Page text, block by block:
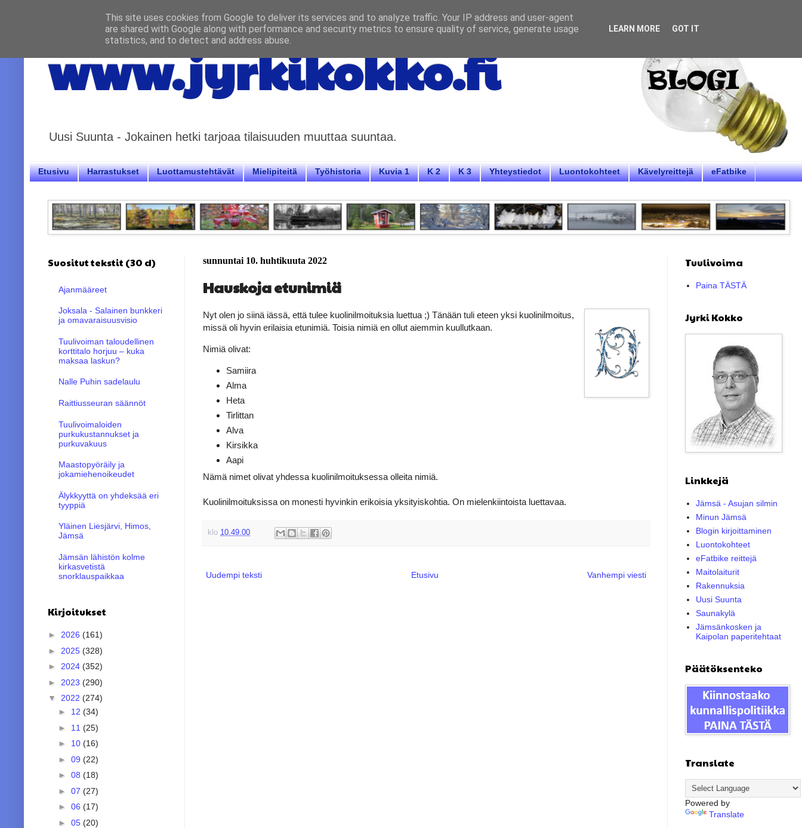
www.jyrkikokko.fi
Uusi Suunta - Jokainen hetki tarjoaa tilaisuuden muuttaa suuntaa.
Etusivu Harrastukset Luottamustehtävät Mielipiteitä Työhistoria Kuvia 1 K 2 K 3 Yhteystiedot Luontokohteet Kävelyreittejä eFatbike
sunnuntai 10. huhtikuuta 2022
Hauskoja etunimiä
Nyt olen jo siinä iässä, että tulee kuolinilmoituksia luettua ;) Tänään tuli eteen yksi kuolinilmoitus,
missä oli hyvin erilaisia etunimiä. Toisia nimiä en ollut aiemmin kuullutkaan.
Nimiä olivat:
Samiira
Alma
Heta
Tirlittan
Alva
Kirsikka
Aapi
Nämä nimet olivat yhdessa kuolinilmoituksessa olleita nimiä.
Kuolinilmoituksissa on monesti hyvinkin erikoisia yksityiskohtia. On mielenkiintoista luettavaa.
klo 10.49.00
Uudempi teksti Vanhempi viesti
Etusivu
Suositut tekstit (30 d)
Ajanmääreet
Joksala - Salainen bunkkeri
ja omavaraisuusvisio
Tuulivoiman taloudellinen
korttitalo horjuu – kuka
maksaa laskun?
Nalle Puhin sadelaulu
Raittiusseuran säännöt
Tuulivoimaloiden
purkukustannukset ja
purkuvakuus
Maastopyöräily ja
jokamiehenoikeudet
Älykkyyttä on yhdeksää eri
tyyppiä
Yläinen Liesjärvi, Himos,
Jämsä
Jämsän lähistön kolme
kirkasvetistä
snorklauspaikkaa
Kirjoitukset
► 2026 (161)
► 2025 (328)
► 2024 (352)
► 2023 (290)
▼ 2022 (274)
► 12 (34)
► 11 (25)
► 10 (16)
► 09 (22)
► 08 (18)
► 07 (27)
► 06 (17)
► 05 (20)
Tuulivoima
Paina TÄSTÄ
Jyrki Kokko
Linkkejä
Jämsä - Asujan silmin
Minun Jämsä
Blogin kirjoittaminen
Luontokohteet
eFatbike reittejä
Maitolaiturit
Rakennuksia
Uusi Suunta
Saunakylä
Jämsänkosken ja
Kaipolan paperitehtaat
Päätöksenteko
Translate
Powered by
Translate
This site uses cookies from Google to deliver its services and to analyze traffic. Your IP address and user-agent
are shared with Google along with performance and security metrics to ensure quality of service, generate usage
statistics, and to detect and address abuse.
LEARN MORE GOT IT